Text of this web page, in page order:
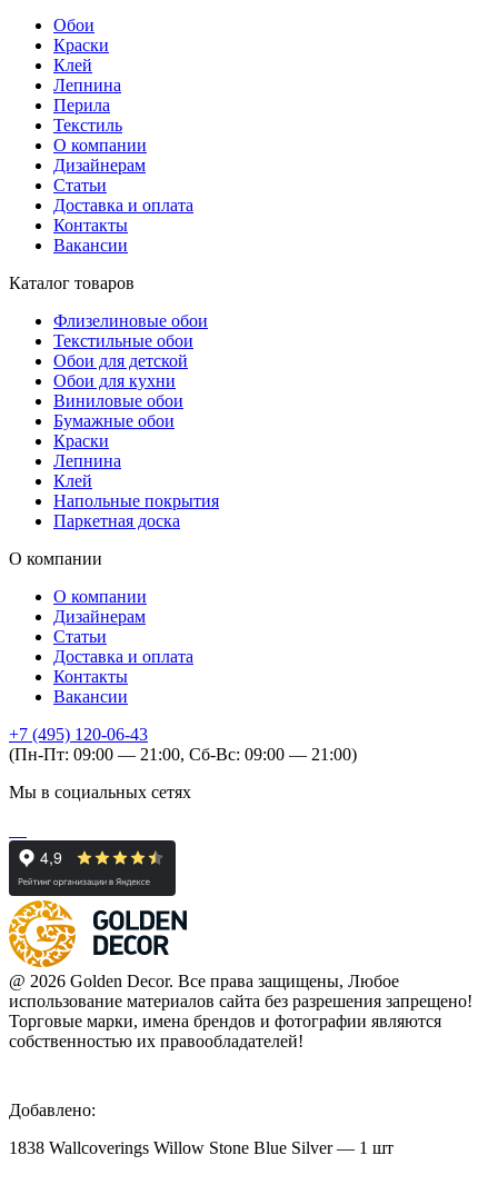
Обои
Краски
Клей
Лепнина
Перила
Текстиль
О компании
Дизайнерам
Статьи
Доставка и оплата
Контакты
Вакансии
Каталог товаров
Флизелиновые обои
Текстильные обои
Обои для детской
Обои для кухни
Виниловые обои
Бумажные обои
Краски
Лепнина
Клей
Напольные покрытия
Паркетная доска
О компании
О компании
Дизайнерам
Статьи
Доставка и оплата
Контакты
Вакансии
+7 (495) 120-06-43
(Пн-Пт: 09:00 — 21:00, Сб-Вс: 09:00 — 21:00)
Мы в социальных сетях
@ 2026 Golden Decor. Все права защищены, Любое
использование материалов сайта без разрешения запрещено!
Торговые марки, имена брендов и фотографии являются
собственностью их правообладателей!
Добавлено:
1838 Wallcoverings Willow Stone Blue Silver — 1 шт